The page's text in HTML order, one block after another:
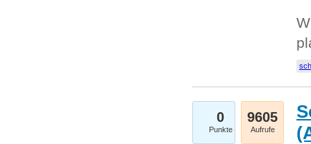
0
Punkte
9605
Aufrufe